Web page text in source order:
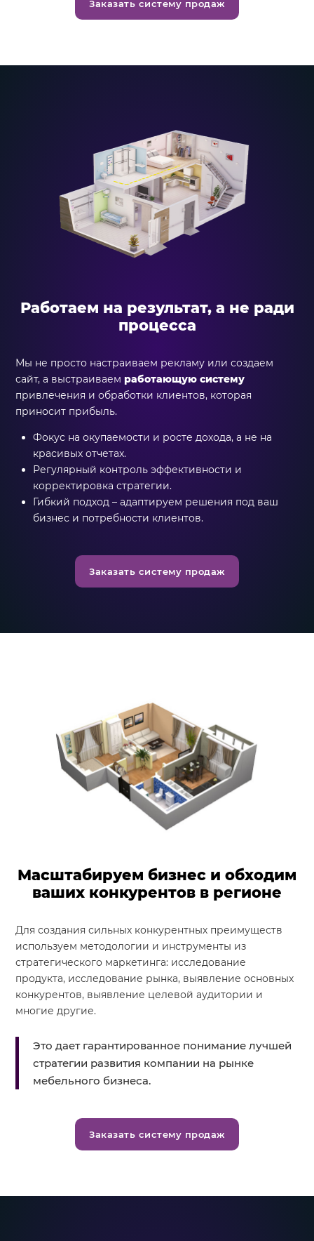
Заказать систему продаж
Работаем на результат, а не ради
процесса
Мы не просто настраиваем рекламу или создаем
сайт, а выстраиваем работающую систему
привлечения и обработки клиентов, которая
приносит прибыль.
Фокус на окупаемости и росте дохода, а не на
красивых отчетах.
Регулярный контроль эффективности и
корректировка стратегии.
Гибкий подход – адаптируем решения под ваш
бизнес и потребности клиентов.
Заказать систему продаж
Масштабируем бизнес и обходим
ваших конкурентов в регионе
Для создания сильных конкурентных преимуществ
используем методологии и инструменты из
стратегического маркетинга: исследование
продукта, исследование рынка, выявление основных
конкурентов, выявление целевой аудитории и
многие другие.
Это дает гарантированное понимание лучшей
стратегии развития компании на рынке
мебельного бизнеса.
Заказать систему продаж